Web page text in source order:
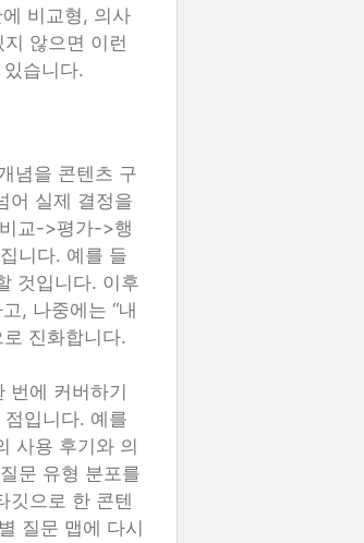
비교형, 의사
않으면 이런
습니다.
념을 콘텐츠 구
어 실제 결정을
교->평가->행
니다. 예를 들
것입니다. 이후
, 나중에는 “내
진화합니다.
번에 커버하기
입니다. 예를
사용 후기와 의
문 유형 분포를
깃으로 한 콘텐
질문 맵에 다시